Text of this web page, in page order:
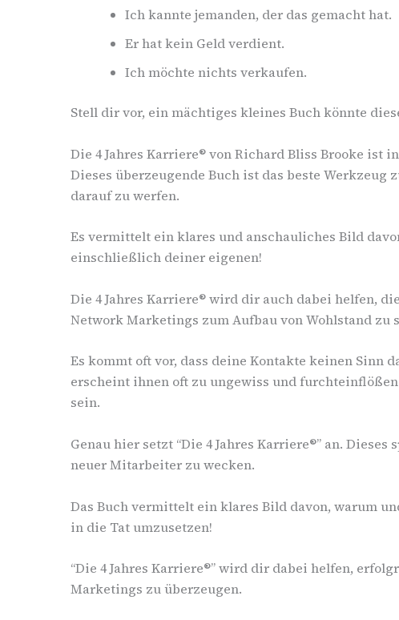
Ich kannte jemanden, der das gemacht hat.
Er hat kein Geld verdient.
Ich möchte nichts verkaufen.
Stell dir vor, ein mächtiges kleines Buch könnte
Die 4 Jahres Karriere® von Richard Bliss Brooke
Dieses überzeugende Buch ist das beste
darauf zu werfen.
Es vermittelt ein klares und anschauliches Bild
einschließlich deiner eigenen!
Die 4 Jahres Karriere® wird dir auch dabei helfen,
Network Marketings zum Aufbau von Wohlstand zu
Es kommt oft vor, dass deine Kontakte keinen Sinn
erscheint ihnen oft zu ungewiss und
sein.
Genau hier setzt “Die 4 Jahres Karriere®” an.
neuer Mitarbeiter zu wecken.
Das Buch vermittelt ein klares Bild davon, warum
in die Tat umzusetzen!
“Die 4 Jahres Karriere®” wird dir dabei helfen,
Marketings zu überzeugen.